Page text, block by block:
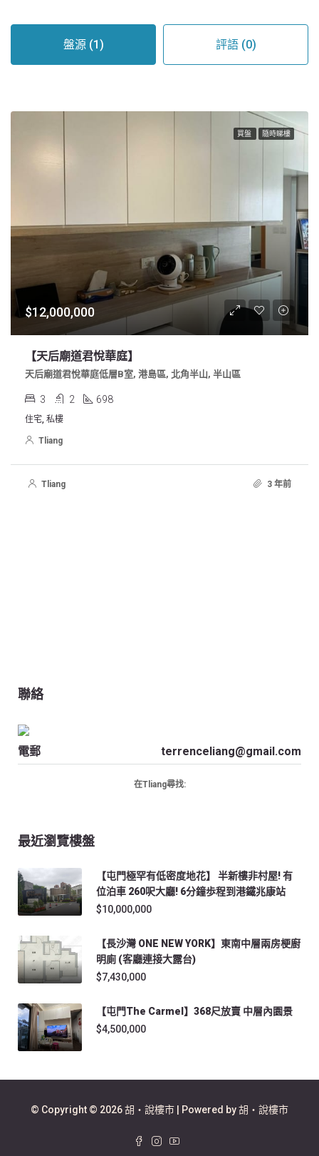
盤源 (1) 評語 (0)
買盤 隨時睇樓
$12,000,000
【天后廟道君悅華庭】
天后廟道君悅華庭低層B室, 港島區, 北角半山, 半山區
3 2 698
住宅, 私樓
Tliang
Tliang 3 年前
聯絡
電郵 terrenceliang@gmail.com
在Tliang尋找:
最近瀏覽樓盤
【屯門極罕有低密度地花】 半新樓非村屋! 有
位泊車 260呎大廳! 6分鐘歩程到港鐵兆康站
$10,000,000
【長沙灣 ONE NEW YORK】東南中層兩房梗廚
明廁 (客廳連接大露台)
$7,430,000
【屯門The Carmel】368尺放賣 中層內園景
$4,500,000
© Copyright © 2026 胡‧說樓市 | Powered by 胡‧說樓市